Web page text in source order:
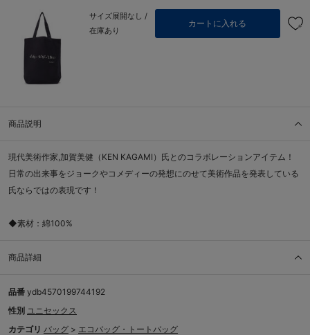
サイズ展開なし /
在庫あり
カートに入れる
商品説明
現代美術作家,加賀美健（KEN KAGAMI）氏とのコラボレーションアイテム！
日常の出来事をジョークやコメディーの発想にのせて美術作品を発表している
氏ならではの表現です！
◆素材：綿100%
商品詳細
品番 ydb4570199744192
性別 ユニセックス
カテゴリ バッグ > エコバッグ・トートバッグ